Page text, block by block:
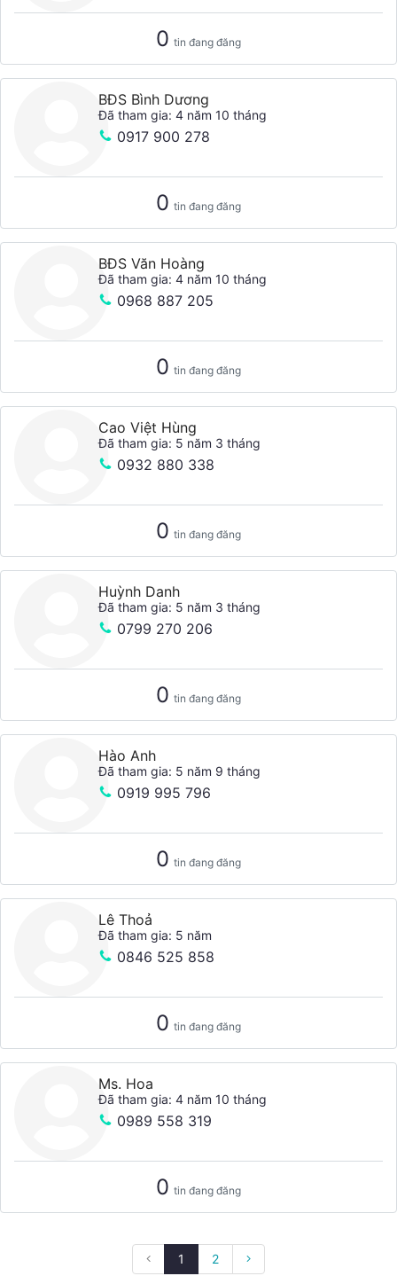
0 tin đang đăng
BĐS Bình Dương
Đã tham gia: 4 năm 10 tháng
0917 900 278
0 tin đang đăng
BĐS Văn Hoàng
Đã tham gia: 4 năm 10 tháng
0968 887 205
0 tin đang đăng
Cao Việt Hùng
Đã tham gia: 5 năm 3 tháng
0932 880 338
0 tin đang đăng
Huỳnh Danh
Đã tham gia: 5 năm 3 tháng
0799 270 206
0 tin đang đăng
Hào Anh
Đã tham gia: 5 năm 9 tháng
0919 995 796
0 tin đang đăng
Lê Thoả
Đã tham gia: 5 năm
0846 525 858
0 tin đang đăng
Ms. Hoa
Đã tham gia: 4 năm 10 tháng
0989 558 319
0 tin đang đăng
1 2